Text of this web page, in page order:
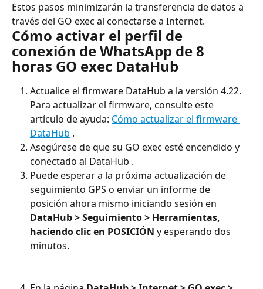
Estos pasos minimizarán la transferencia de datos a
través del GO exec al conectarse a Internet.
Cómo activar el perfil de
conexión de WhatsApp de 8
horas GO exec DataHub
Actualice el firmware DataHub a la versión 4.22.
Para actualizar el firmware, consulte este
artículo de ayuda: Cómo actualizar el firmware
DataHub .
Asegúrese de que su GO exec esté encendido y
conectado al DataHub .
Puede esperar a la próxima actualización de
seguimiento GPS o enviar un informe de
posición ahora mismo iniciando sesión en
DataHub > Seguimiento > Herramientas,
haciendo clic en POSICIÓN y esperando dos
minutos.